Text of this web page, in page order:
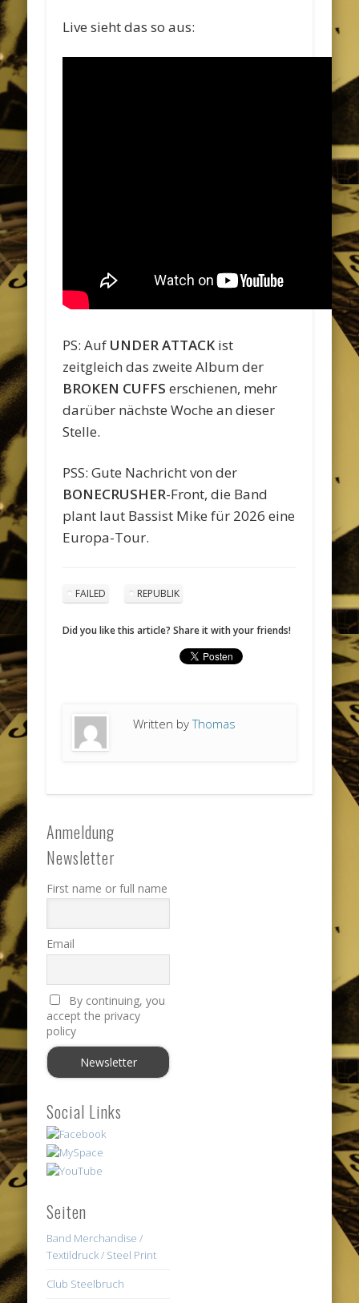
Live sieht das so aus:
PS: Auf UNDER ATTACK ist
zeitgleich das zweite Album der
BROKEN CUFFS erschienen, mehr
darüber nächste Woche an dieser
Stelle.
PSS: Gute Nachricht von der
BONECRUSHER-Front, die Band
plant laut Bassist Mike für 2026 eine
Europa-Tour.
FAILED REPUBLIK
Did you like this article? Share it with your friends!
Written byThomas
Anmeldung
Newsletter
First name or full name
Email
By continuing, you
accept the privacy
policy
Social Links
Seiten
Band Merchandise /
Textildruck / Steel Print
Club Steelbruch